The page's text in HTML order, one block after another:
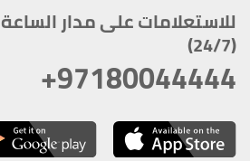
للاستعلامات على مدار الساعة
(24/7)
+97180044444